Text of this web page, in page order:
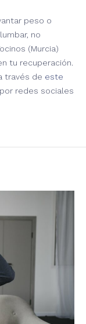
peso o
no
(Murcia)
tu recuperación.
través de este
redes sociales